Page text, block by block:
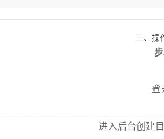
三、操
登
进入后台创建